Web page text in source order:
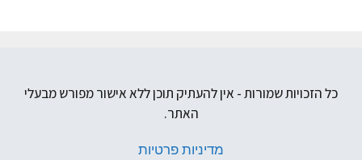
כל הזכויות שמורות - אין להעתיק תוכן ללא אישור מפורש מבעלי
האתר.
מדיניות פרטיות